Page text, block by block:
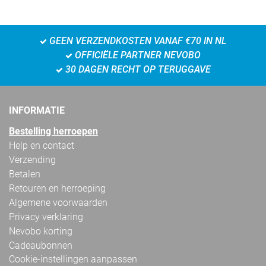
GEEN VERZENDKOSTEN VANAF €70 IN NL
OFFICIËLE PARTNER NEVOBO
30 DAGEN RECHT OP TERUGGAVE
INFORMATIE
Bestelling herroepen
Help en contact
Verzending
Betalen
Retouren en herroeping
Algemene voorwaarden
Privacy verklaring
Nevobo korting
Cadeaubonnen
Cookie-instellingen aanpassen